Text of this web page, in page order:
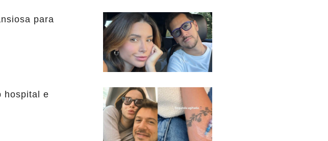
para
hospital e